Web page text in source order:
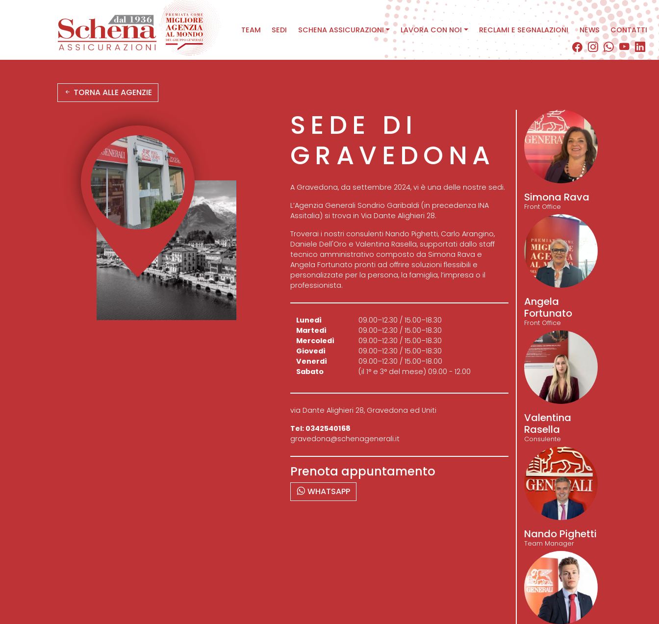
Main
TEAM SEDI SCHENA ASSICURAZIONI LAVORA CON NOI RECLAMI E SEGNALAZIONI NEWS CONTATTI
TORNA ALLE AGENZIE
SEDE DI
GRAVEDONA
A Gravedona, da settembre 2024, vi è una delle nostre sedi.
L’Agenzia Generali Sondrio Garibaldi (in precedenza INA
Assitalia) si trova in Via Dante Alighieri 28.
Troverai i nostri consulenti Nando Pighetti, Carlo Arangino,
Daniele Dell'Oro e Valentina Rasella, supportati dallo staff
tecnico amministrativo composto da Simona Rava e
Angela Fortunato pronti ad offrire soluzioni flessibili e
personalizzate per la persona, la famiglia, l’impresa o il
professionista.
Lunedì
09.00–12.30 / 15.00–18.30
Martedì
09.00–12.30 / 15.00–18.30
Mercoledì
09.00–12.30 / 15.00–18.30
Giovedì
09.00–12.30 / 15.00–18:30
Venerdì
09.00–12.30 / 15.00–18.00
Sabato
(il 1° e 3° del mese) 09.00 - 12.00
via Dante Alighieri 28, Gravedona ed Uniti
Tel: 0342540168
gravedona@schenagenerali.it
Prenota appuntamento
WHATSAPP
Simona Rava
Front Office
Angela
Fortunato
Front Office
Valentina
Rasella
Consulente
Nando Pighetti
Team Manager